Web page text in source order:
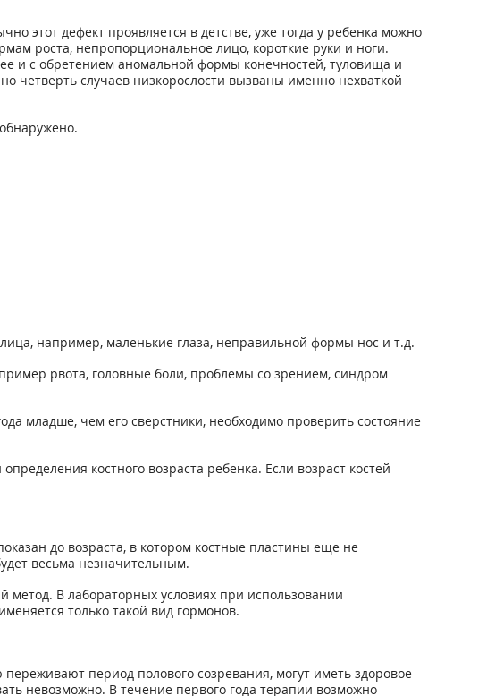
этот дефект проявляется в детстве, уже тогда у ребенка можно
роста, непропорциональное лицо, короткие руки и ноги.
и с обретением аномальной формы конечностей, туловища и
случаев низкорослости вызваны именно нехваткой
например, маленькие глаза, неправильной формы нос и т.д.
рвота, головные боли, проблемы со зрением, синдром
младше, чем его сверстники, необходимо проверить состояние
костного возраста ребенка. Если возраст костей
до возраста, в котором костные пластины еще не
весьма незначительным.
метод. В лабораторных условиях при использовании
только такой вид гормонов.
период полового созревания, могут иметь здоровое
невозможно. В течение первого года терапии возможно